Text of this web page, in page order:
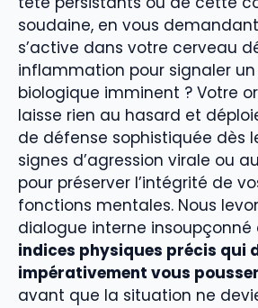
soudaine, en vous
s’active dans votre cerveau
inflammation pour signaler
biologique imminent ? Votre
laisse rien au hasard et
de défense sophistiquée dès
signes d’agression virale ou
pour préserver l’intégrité de
fonctions mentales. Nous
dialogue interne insoupçonné
indices physiques précis qui
impérativement vous
avant que la situation ne